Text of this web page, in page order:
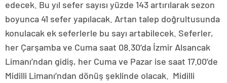
edecek. Bu yıl sefer sayısı yüzde 143 artırılarak sezon
boyunca 41 sefer yapılacak. Artan talep doğrultusunda
konulacak ek seferlerle bu sayı artabilecek. Seferler,
her Çarşamba ve Cuma saat 08.30’da İzmir Alsancak
Limanı’ndan gidiş, her Cuma ve Pazar ise saat 17.00’de
Midilli Limanı’ndan dönüş şeklinde olacak. Midilli